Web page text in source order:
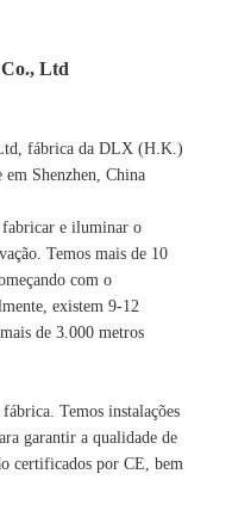
fábrica da DLX (H.K.)
Shenzhen, China
fabricar e iluminar o
Temos mais de 10
com o
existem 9-12
de 3.000 metros
Temos instalações
garantir a qualidade de
certificados por CE, bem